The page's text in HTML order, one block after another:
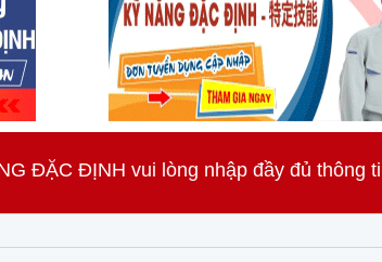
ĐẶC ĐỊNH vui lòng nhập đầy đủ thông